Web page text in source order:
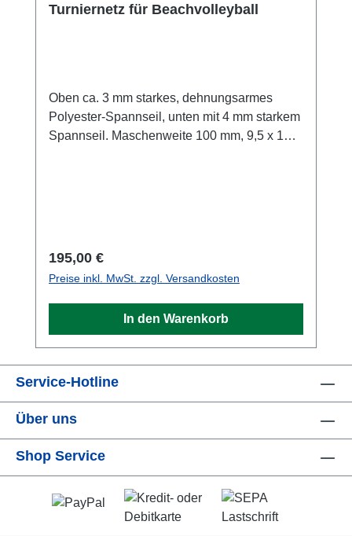
Turniernetz für Beachvolleyball
Oben ca. 3 mm starkes, dehnungsarmes
Polyester-Spannseil, unten mit 4 mm starkem
Spannseil. Maschenweite 100 mm, 9,5 x 1m.
Regulärer Preis:
195,00 €
Preise inkl. MwSt. zzgl. Versandkosten
In den Warenkorb
Service-Hotline
Über uns
Shop Service